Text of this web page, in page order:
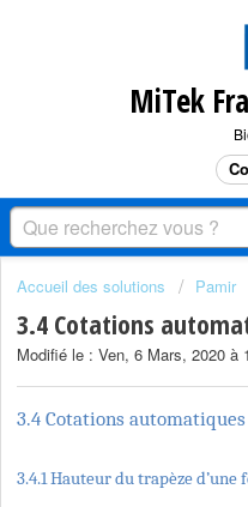
MiTek
Accueil des solutions Pamir
3.4 Cotations
Modifié le : Ven, 6 Mars, 2020 à
3.4 Cotations automatiques
3.4.1 Hauteur du trapèze